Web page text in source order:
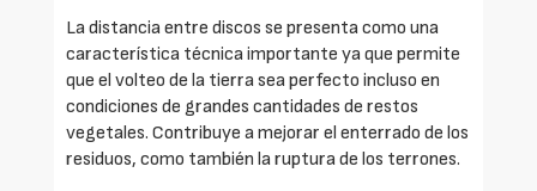
La distancia entre discos se presenta como una
característica técnica importante ya que permite
que el volteo de la tierra sea perfecto incluso en
condiciones de grandes cantidades de restos
vegetales. Contribuye a mejorar el enterrado de los
residuos, como también la ruptura de los terrones.